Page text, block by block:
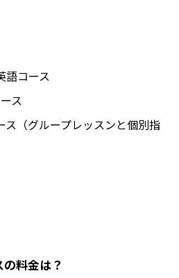
語コース
ス
ス（グループレッスンと個別指
料金は？